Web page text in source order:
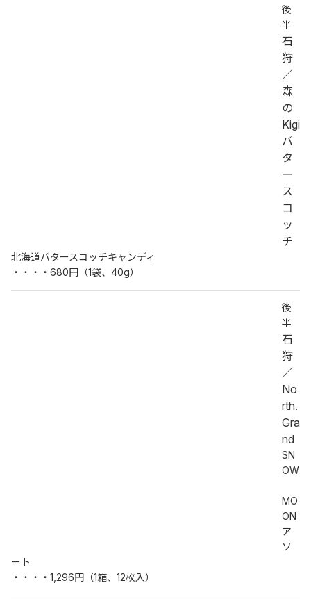
後
半
石
狩
／
森
の
Kigi
バ
タ
ー
ス
コ
ッ
チ
北海道バタースコッチキャンディ
・・・・680円（1袋、40g）
後
半
石
狩
／
No
rth.
Gra
nd
SN
OW
MO
ON
ア
ソ
ート
・・・・1,296円（1箱、12枚入）